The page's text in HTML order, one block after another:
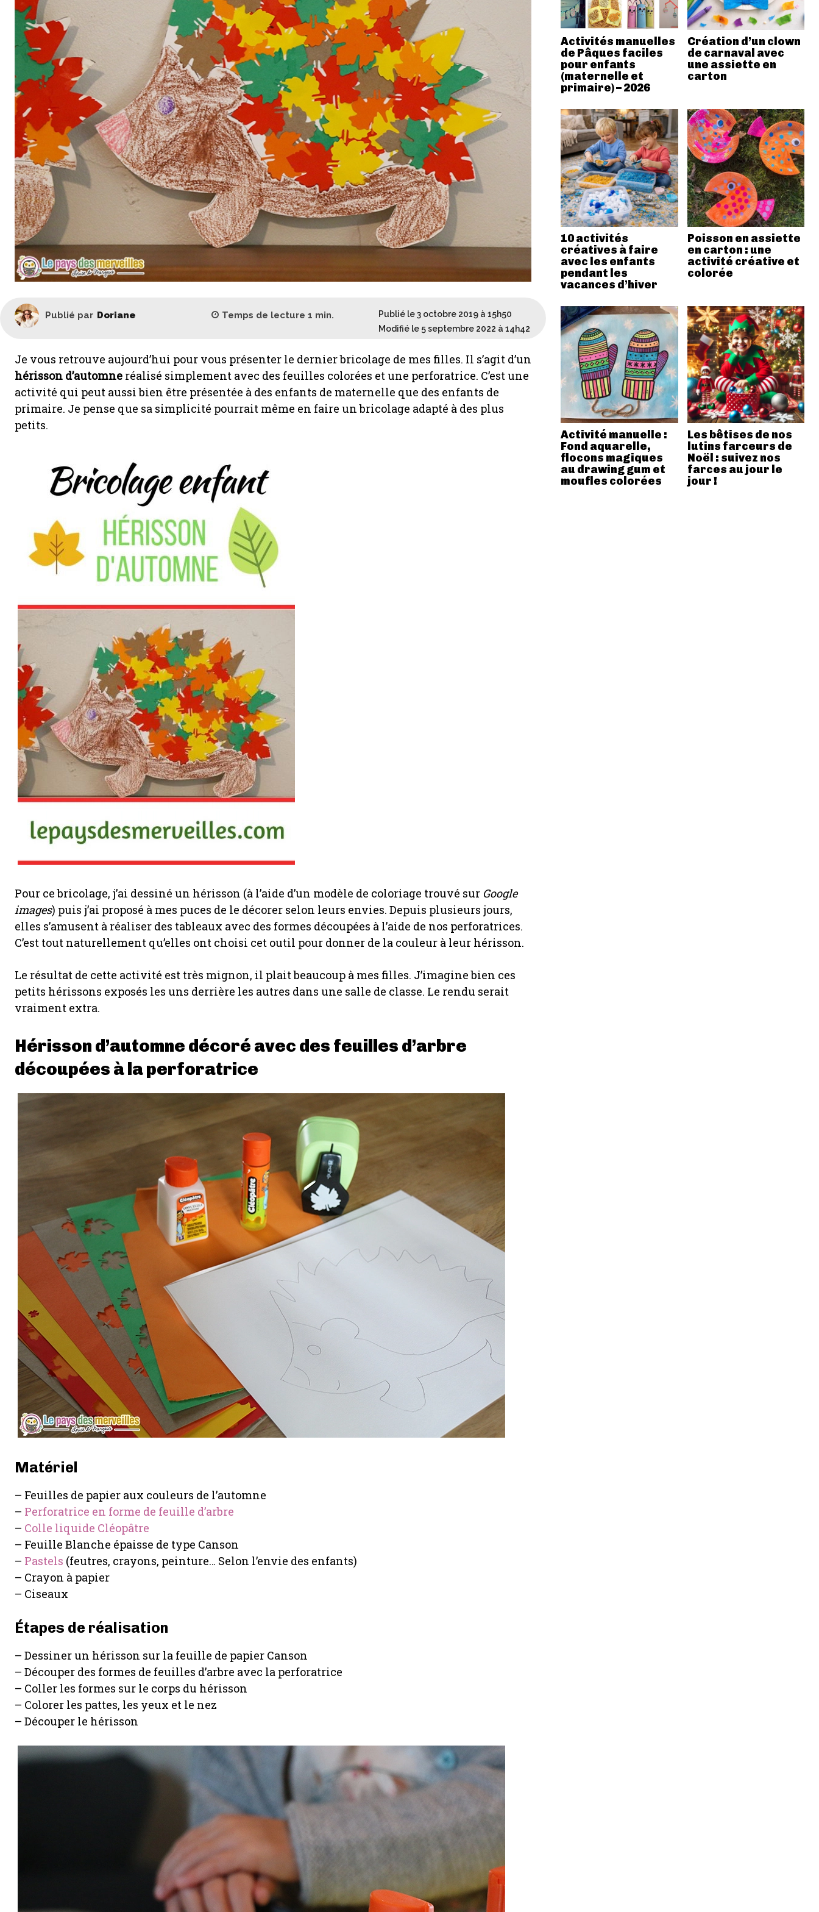
Publié par Doriane Temps de lecture 1 min.
Publié le 3 octobre 2019 à 15h50
Modifié le 5 septembre 2022 à 14h42
Je vous retrouve aujourd’hui pour vous présenter le dernier bricolage de mes filles. Il s’agit d’un
hérisson d’automne réalisé simplement avec des feuilles colorées et une perforatrice. C’est une
activité qui peut aussi bien être présentée à des enfants de maternelle que des enfants de
primaire. Je pense que sa simplicité pourrait même en faire un bricolage adapté à des plus
petits.
Pour ce bricolage, j’ai dessiné un hérisson (à l’aide d’un modèle de coloriage trouvé sur Google
images) puis j’ai proposé à mes puces de le décorer selon leurs envies. Depuis plusieurs jours,
elles s’amusent à réaliser des tableaux avec des formes découpées à l’aide de nos perforatrices.
C’est tout naturellement qu’elles ont choisi cet outil pour donner de la couleur à leur hérisson.
Le résultat de cette activité est très mignon, il plait beaucoup à mes filles. J’imagine bien ces
petits hérissons exposés les uns derrière les autres dans une salle de classe. Le rendu serait
vraiment extra.
Hérisson d’automne décoré avec des feuilles d’arbre
découpées à la perforatrice
Matériel
– Feuilles de papier aux couleurs de l’automne
– Perforatrice en forme de feuille d’arbre
– Colle liquide Cléopâtre
– Feuille Blanche épaisse de type Canson
– Pastels (feutres, crayons, peinture… Selon l’envie des enfants)
– Crayon à papier
– Ciseaux
Étapes de réalisation
– Dessiner un hérisson sur la feuille de papier Canson
– Découper des formes de feuilles d’arbre avec la perforatrice
– Coller les formes sur le corps du hérisson
– Colorer les pattes, les yeux et le nez
– Découper le hérisson
Activités manuelles
de Pâques faciles
pour enfants
(maternelle et
primaire) – 2026
Création d’un clown
de carnaval avec
une assiette en
carton
10 activités
créatives à faire
avec les enfants
pendant les
vacances d’hiver
Poisson en assiette
en carton : une
activité créative et
colorée
Activité manuelle :
Fond aquarelle,
flocons magiques
au drawing gum et
moufles colorées
Les bêtises de nos
lutins farceurs de
Noël : suivez nos
farces au jour le
jour !